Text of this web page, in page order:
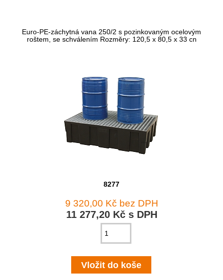
Euro-PE-záchytná vana 250/2 s pozinkovaným ocelovým
roštem, se schválením Rozměry: 120,5 x 80,5 x 33 cn
8277
9 320,00 Kč bez DPH
11 277,20 Kč s DPH